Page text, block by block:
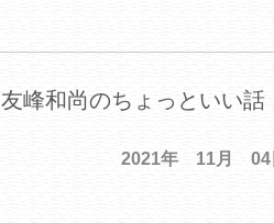
友峰和尚のちょっといい話
2021年 11月